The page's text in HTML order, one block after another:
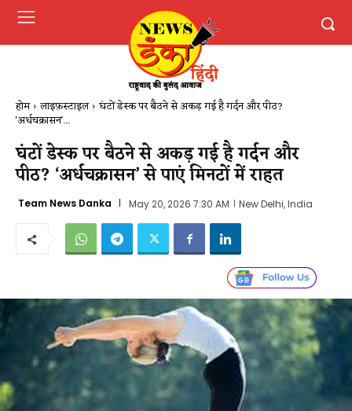
होम लाइफ़स्टाइल घंटों डेस्क पर बैठने से अकड़ गई है गर्दन और पीठ?
'अर्धचक्रासन'...
घंटों डेस्क पर बैठने से अकड़ गई है गर्दन और
पीठ? ‘अर्धचक्रासन’ से पाएं मिनटों में राहत
Team News Danka May 20, 2026 7:30 AM New Delhi, India